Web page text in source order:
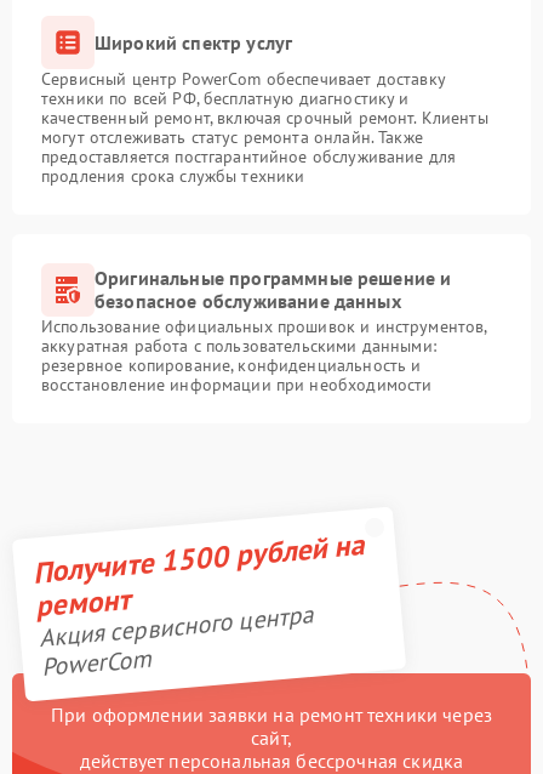
Широкий спектр услуг
Сервисный центр PowerCom обеспечивает доставку
техники по всей РФ, бесплатную диагностику и
качественный ремонт, включая срочный ремонт. Клиенты
могут отслеживать статус ремонта онлайн. Также
предоставляется постгарантийное обслуживание для
продления срока службы техники
Оригинальные программные решение и
безопасное обслуживание данных
Использование официальных прошивок и инструментов,
аккуратная работа с пользовательскими данными:
резервное копирование, конфиденциальность и
восстановление информации при необходимости
Получите 1500 рублей на
ремонт
Акция сервисного центра
PowerCom
При оформлении заявки на ремонт техники через
сайт,
действует персональная бессрочная скидка